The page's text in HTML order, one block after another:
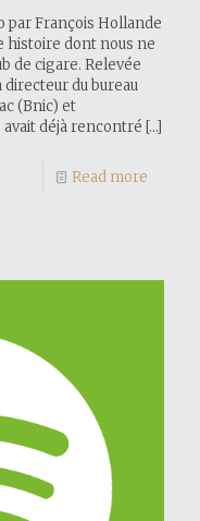
par François Hollande
histoire dont nous ne
de cigare. Relevée
directeur du bureau
(Bnic) et
avait déjà rencontré […]
Read more